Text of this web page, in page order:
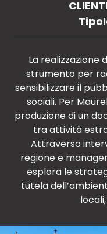
La realizzazione
strumento per
sensibilizzare il
sociali. Per
produzione di un
tra attività
Attraverso
regione e
esplora le
tutela